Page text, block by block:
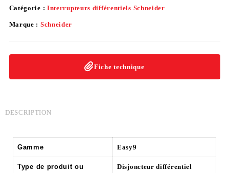
Catégorie : Interrupteurs différentiels Schneider
Marque : Schneider
Fiche technique
DESCRIPTION
Gamme Easy9
Type de produit ou
Disjoncteur différentiel